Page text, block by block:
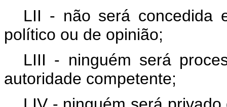
LII - não será concedida
político ou de opinião;
LIII - ninguém será
autoridade competente;